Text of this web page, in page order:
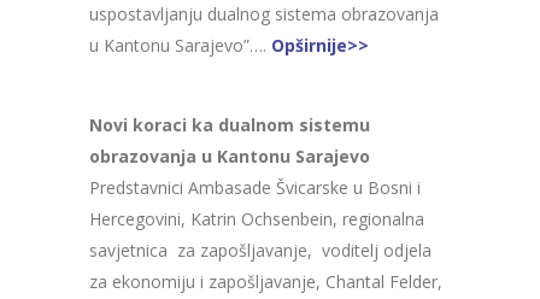
uspostavljanju dualnog sistema obrazovanja
u Kantonu Sarajevo”…. Opširnije>>
Novi koraci ka dualnom sistemu
obrazovanja u Kantonu Sarajevo
Predstavnici Ambasade Švicarske u Bosni i
Hercegovini, Katrin Ochsenbein, regionalna
savjetnica za zapošljavanje, voditelj odjela
za ekonomiju i zapošljavanje, Chantal Felder,